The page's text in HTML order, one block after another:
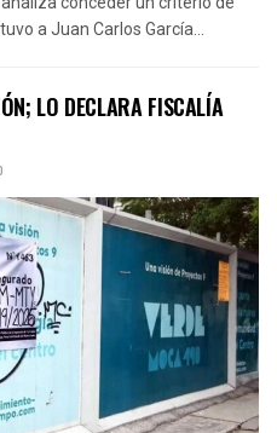
a Juan Carlos García...
LO DECLARA FISCALÍA